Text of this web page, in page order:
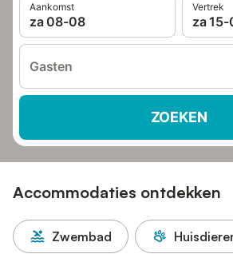
Aankomst
za 08-08
Vertrek
za
Gasten
ZOEKEN
Accommodaties ontdekken
Zwembad